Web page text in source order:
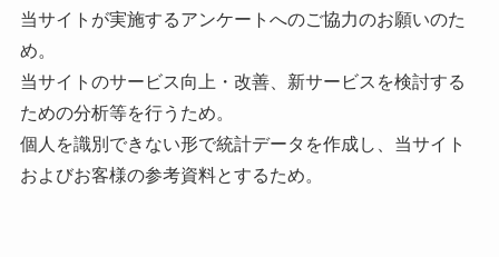
当サイトが実施するアンケートへのご協力のお願いのた
め。
当サイトのサービス向上・改善、新サービスを検討する
ための分析等を行うため。
個人を識別できない形で統計データを作成し、当サイト
およびお客様の参考資料とするため。